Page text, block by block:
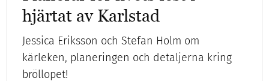
hjärtat av Karlstad
Jessica Eriksson och Stefan Holm om
kärleken, planeringen och detaljerna kring
bröllopet!